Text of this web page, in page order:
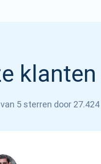
5 sterren door